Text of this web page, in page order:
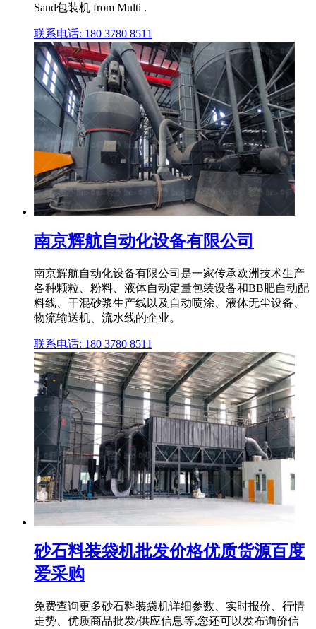
Sand包装机 from Multi .
联系电话: 180 3780 8511
南京辉航自动化设备有限公司
南京辉航自动化设备有限公司是一家传承欧洲技术生产
各种颗粒、粉料、液体自动定量包装设备和BB肥自动配
料线、干混砂浆生产线以及自动喷涂、液体无尘设备、
物流输送机、流水线的企业。
联系电话: 180 3780 8511
砂石料装袋机批发价格优质货源百度
爱采购
免费查询更多砂石料装袋机详细参数、实时报价、行情
走势、优质商品批发/供应信息等,您还可以发布询价信